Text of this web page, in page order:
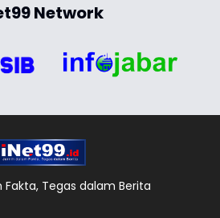
Network
Tegas dalam Berita